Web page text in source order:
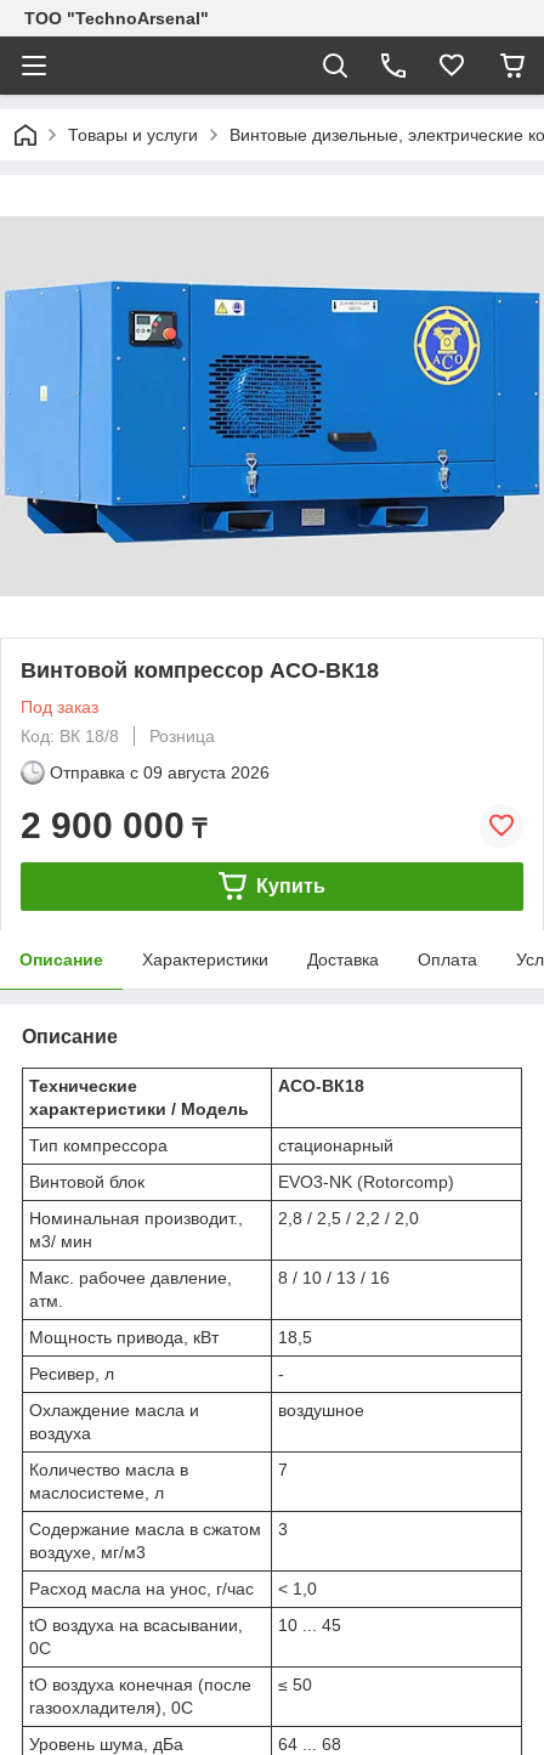
ТОО "TechnoArsenal"
Товары и услуги Винтовые дизельные, электрические
Винтовой компрессор АСО-ВК18
Под заказ
Код: ВК 18/8
Розница
Отправка с 09 августа 2026
2 900 000 ₸
Купить
Описание Характеристики Доставка Оплата
Описание
Технические
характеристики / Модель
АСО-ВК18
Тип компрессора
стационарный
Винтовой блок
EVO3-NK (Rotorcomp)
Номинальная производит.,
м3/ мин
2,8 / 2,5 / 2,2 / 2,0
Макс. рабочее давление,
атм.
8 / 10 / 13 / 16
Мощность привода, кВт
18,5
Ресивер, л
-
Охлаждение масла и
воздуха
воздушное
Количество масла в
маслосистеме, л
7
Содержание масла в сжатом
воздухе, мг/м3
3
Расход масла на унос, г/час
< 1,0
tO воздуха на всасывании,
0С
10 ... 45
tO воздуха конечная (после
газоохладителя), 0С
≤ 50
Уровень шума, дБа
64 ... 68